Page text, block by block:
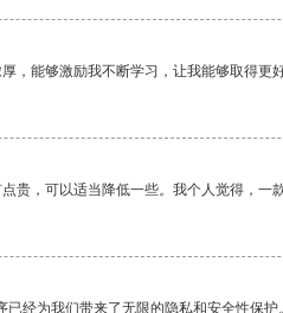
，能够激励我不断学习，让我能够取得更好
贵，可以适当降低一些。我个人觉得，一
经为我们带来了无限的隐私和安全性保护。